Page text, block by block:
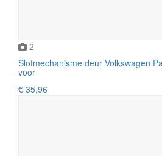
2
Slotmechanisme deur Volkswagen
voor
€ 35,96